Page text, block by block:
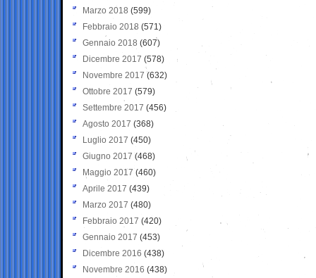
Marzo 2018 (599)
Febbraio 2018 (571)
Gennaio 2018 (607)
Dicembre 2017 (578)
Novembre 2017 (632)
Ottobre 2017 (579)
Settembre 2017 (456)
Agosto 2017 (368)
Luglio 2017 (450)
Giugno 2017 (468)
Maggio 2017 (460)
Aprile 2017 (439)
Marzo 2017 (480)
Febbraio 2017 (420)
Gennaio 2017 (453)
Dicembre 2016 (438)
Novembre 2016 (438)